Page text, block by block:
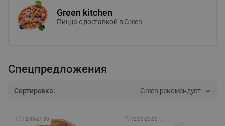
Green kitchen
Пицца c доставкой в Green
Спецпредложения
Сортировка: Green рекомендует
🕘 12:00-21:00 🕘 12:00-20:00